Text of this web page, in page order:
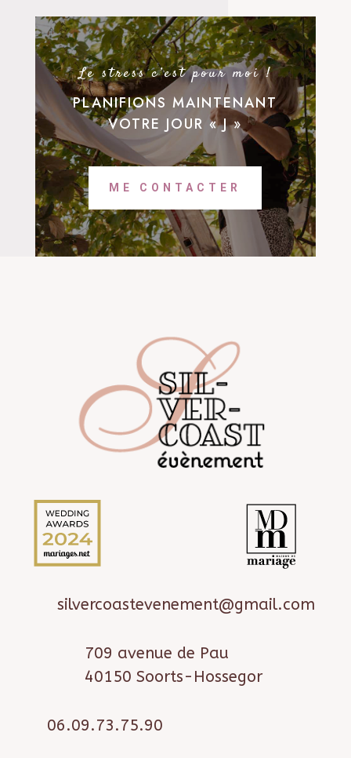
Le stress c’est pour moi !
PLANIFIONS MAINTENANT
VOTRE JOUR « J »
ME CONTACTER
silvercoastevenement@gmail.com
709 avenue de Pau
40150 Soorts-Hossegor
06.09.73.75.90